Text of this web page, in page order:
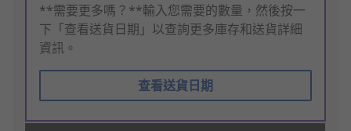
**需要更多嗎？**輸入您需要的數量，然後按一
下「查看送貨日期」以查詢更多庫存和送貨詳細
資訊。
查看送貨日期